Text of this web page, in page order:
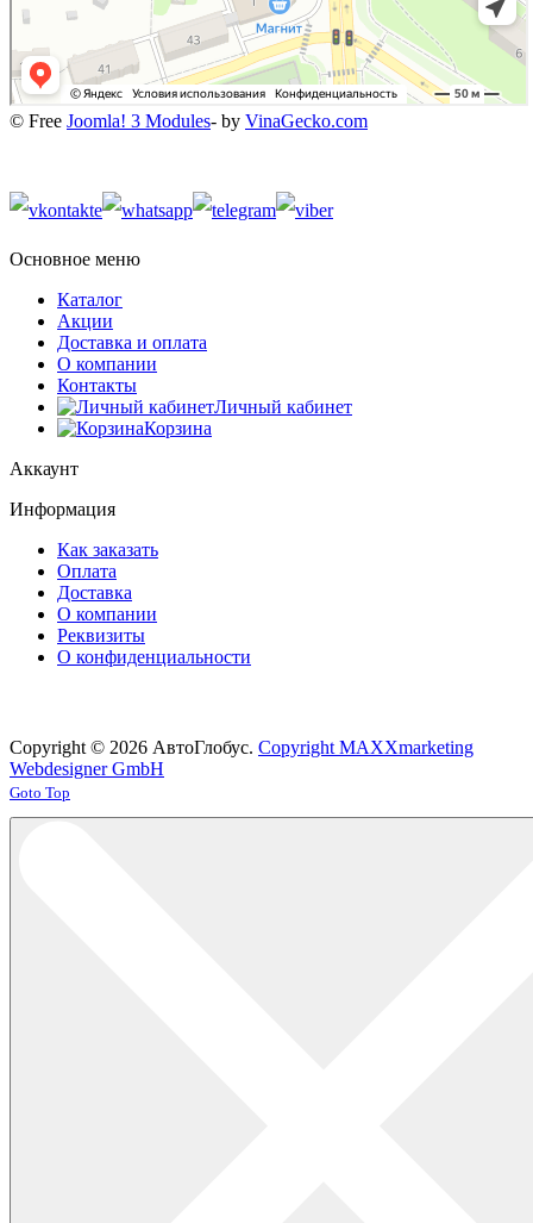
© Free Joomla! 3 Modules- by VinaGecko.com
Основное меню
Каталог
Акции
Доставка и оплата
О компании
Контакты
Личный кабинет
Корзина
Аккаунт
Информация
Как заказать
Оплата
Доставка
О компании
Реквизиты
О конфиденциальности
Copyright © 2026 АвтоГлобус. Copyright MAXXmarketing
Webdesigner GmbH
Joomla! 3 Templates
Goto Top